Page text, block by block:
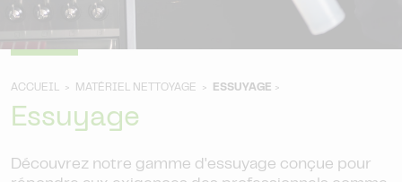
ACCUEIL > MATÉRIEL NETTOYAGE > ESSUYAGE >
Essuyage
Découvrez notre gamme d'essuyage conçue pour